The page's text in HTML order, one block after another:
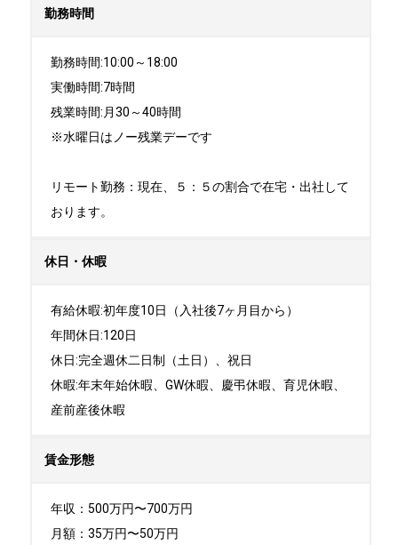
勤務時間
勤務時間:10:00～18:00
実働時間:7時間
残業時間:月30～40時間
※水曜日はノー残業デーです
リモート勤務：現在、５：５の割合で在宅・出社して
おります。
休日・休暇
有給休暇:初年度10日（入社後7ヶ月目から）
年間休日:120日
休日:完全週休二日制（土日）、祝日
休暇:年末年始休暇、GW休暇、慶弔休暇、育児休暇、
産前産後休暇
賃金形態
年収：500万円〜700万円
月額：35万円〜50万円